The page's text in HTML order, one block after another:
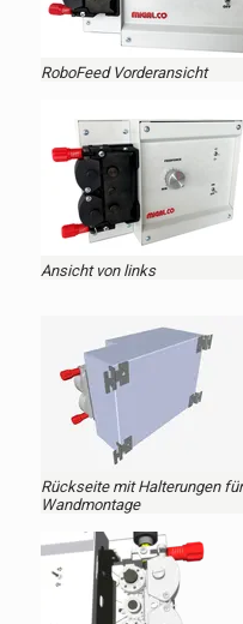
RoboFeed Vorderansicht
Ansicht von links
Rückseite mit Halterungen für
Wandmontage